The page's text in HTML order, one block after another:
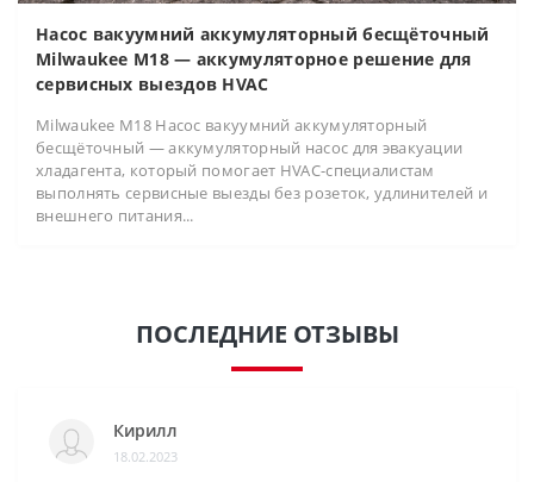
Насос вакуумний аккумуляторный бесщёточный
Milwaukee M18 — аккумуляторное решение для
сервисных выездов HVAC
Milwaukee M18 Насос вакуумний аккумуляторный
бесщёточный — аккумуляторный насос для эвакуации
хладагента, который помогает HVAC-специалистам
выполнять сервисные выезды без розеток, удлинителей и
внешнего питания...
ПОСЛЕДНИЕ ОТЗЫВЫ
Кирилл
18.02.2023